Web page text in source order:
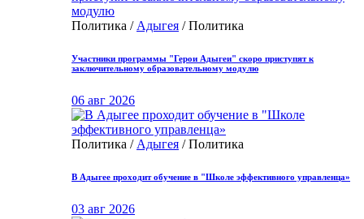
Политика / Адыгея / Политика
Участники программы "Герои Адыгеи" скоро приступят к
заключительному образовательному модулю
06 авг 2026
Политика / Адыгея / Политика
В Адыгее проходит обучение в "Школе эффективного управленца»
03 авг 2026